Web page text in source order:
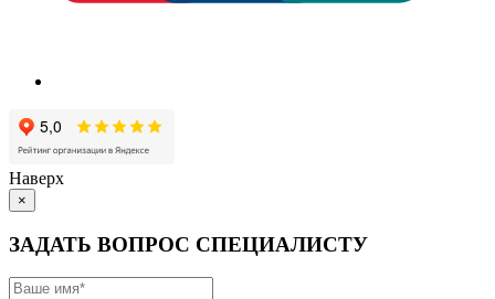
Наверх
×
ЗАДАТЬ ВОПРОС СПЕЦИАЛИСТУ